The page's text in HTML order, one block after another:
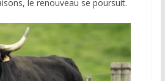
le renouveau se poursuit.